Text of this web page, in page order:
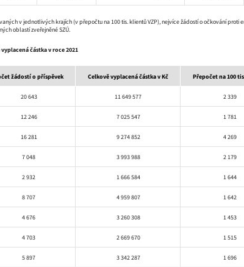
v jednotlivých krajích (v přepočtu na 100 tis. klientů VZP), nejvíce žádostí o očkování proti
oblastí zveřejněné SZÚ.
částka v roce 2021
žádostí o příspěvek Celkově vyplacená částka v Kč Přepočet na 100
20 643 11 649 577 2 339
12 246 7 025 547 1 781
16 281 9 274 852 4 269
7 048 3 993 988 2 179
2 932 1 666 584 1 644
8 707 4 959 807 1 642
4 676 3 260 308 1 453
4 703 2 669 670 1 515
5 897 3 342 287 1 696